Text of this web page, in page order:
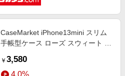
CaseMarket iPhone13mini スリム
手帳型ケース ローズ スウィート ホ
BCM2S2141-78
￥ 3,580
4.0%